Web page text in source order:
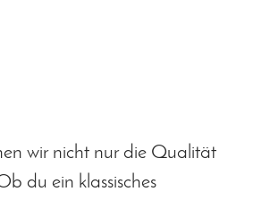
wir nicht nur die Qualität
du ein klassisches